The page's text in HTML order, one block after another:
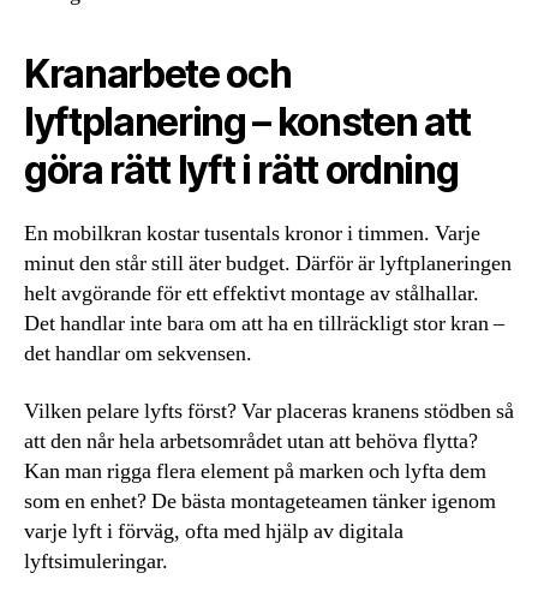
Kranarbete och
lyftplanering – konsten att
göra rätt lyft i rätt ordning
En mobilkran kostar tusentals kronor i timmen. Varje
minut den står still äter budget. Därför är lyftplaneringen
helt avgörande för ett effektivt montage av stålhallar.
Det handlar inte bara om att ha en tillräckligt stor kran –
det handlar om sekvensen.
Vilken pelare lyfts först? Var placeras kranens stödben så
att den når hela arbetsområdet utan att behöva flytta?
Kan man rigga flera element på marken och lyfta dem
som en enhet? De bästa montageteamen tänker igenom
varje lyft i förväg, ofta med hjälp av digitala
lyftsimuleringar.